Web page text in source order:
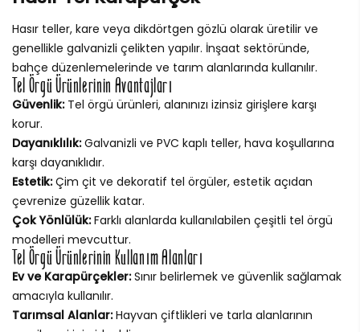
Hasır teller, kare veya dikdörtgen gözlü olarak üretilir ve
genellikle galvanizli çelikten yapılır. İnşaat sektöründe,
bahçe düzenlemelerinde ve tarım alanlarında kullanılır.
Tel Örgü Ürünlerinin Avantajları
Güvenlik:Tel örgü ürünleri, alanınızı izinsiz girişlere karşı
korur.
Dayanıklılık:Galvanizli ve PVC kaplı teller, hava koşullarına
karşı dayanıklıdır.
Estetik:Çim çit ve dekoratif tel örgüler, estetik açıdan
çevrenize güzellik katar.
Çok Yönlülük:Farklı alanlarda kullanılabilen çeşitli tel örgü
modelleri mevcuttur.
Tel Örgü Ürünlerinin Kullanım Alanları
Ev ve Karapürçekler:Sınır belirlemek ve güvenlik sağlamak
amacıyla kullanılır.
Tarımsal Alanlar:Hayvan çiftlikleri ve tarla alanlarının